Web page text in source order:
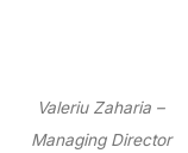
Valeriu Zaharia –
Managing Director